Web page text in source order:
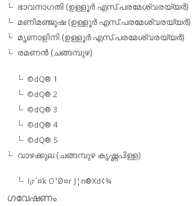
ഭാവനാഗതി (ഉള്ളൂര്‍ എസ്.പരമേശ്വരയ്യര്‍)
മണിമഞ്ജുഷ (ഉള്ളൂര്‍ എസ്.പരമേശ്വരയ്യര്‍)
മൃണാളിനി (ഉള്ളൂര്‍ എസ്.പരമേശ്വരയ്യര്‍)
രമണന്‍ (ചങ്ങമ്പുഴ)
©dQ® 1
©dQ® 2
©dQ® 3
©dQ® 4
©dQ® 5
വാഴക്കുല (ചങ്ങമ്പുഴ കൃഷ്ണപിള്ള)
l¡r´¤k O¹Ø¤r J¦n®Xd¢¾
ഗവേഷണം